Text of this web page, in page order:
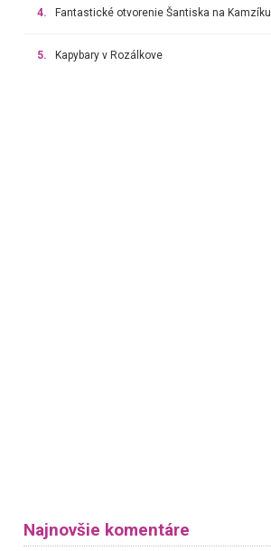
4. Fantastické otvorenie Šantiska na Kamzíku
5. Kapybary v Rozálkove
Najnovšie komentáre